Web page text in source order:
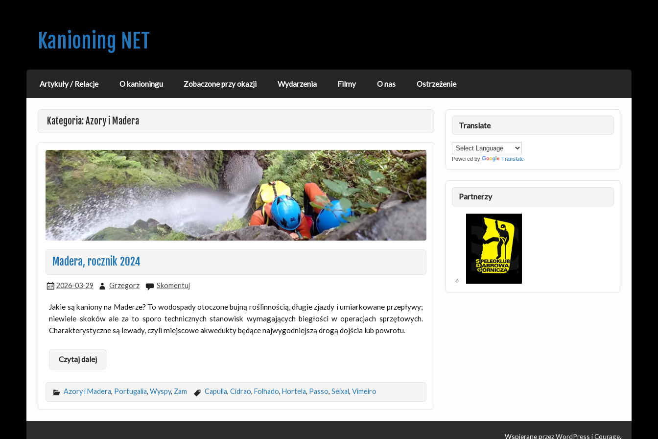
Kanioning NET
O kanionach, kanioningu i podróżach. Nie tylko dla kanioningowców.
Artykuły / Relacje O kanioningu Zobaczone przy okazji Wydarzenia Filmy O nas Ostrzeżenie
Kategoria: Azory i Madera
Madera, rocznik 2024
2026-03-29 Grzegorz Skomentuj
Jakie są kaniony na Maderze? To wodospady otoczone bujną roślinnością, długie zjazdy i umiarkowane przepływy;
niewiele skoków ale za to sporo technicznych stanowisk wymagających biegłości w operacjach sprzętowych.
Charakterystyczne są lewady, czyli miejscowe akwedukty będące najwygodniejszą drogą dojścia lub powrotu.
Czytaj dalej
Azory i Madera, Portugalia,Wyspy,Zam Capulla, Cidrao, Folhado, Hortela, Passo, Seixal, Vimeiro
Translate
Powered by Translate
Partnerzy
Wspierane przezWordPress iCourage.